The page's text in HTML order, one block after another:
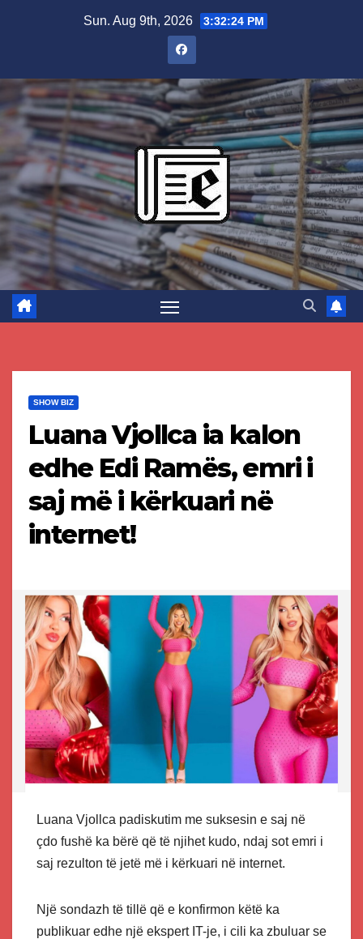
Sun. Aug 9th, 2026 3:32:24 PM
SHOW BIZ
Luana Vjollca ia kalon
edhe Edi Ramës, emri i
saj më i kërkuari në
internet!
Luana Vjollca padiskutim me suksesin e saj në
çdo fushë ka bërë që të njihet kudo, ndaj sot emri i
saj rezulton të jetë më i kërkuari në internet.
Një sondazh të tillë që e konfirmon këtë ka
publikuar edhe një ekspert IT-je, i cili ka zbuluar se